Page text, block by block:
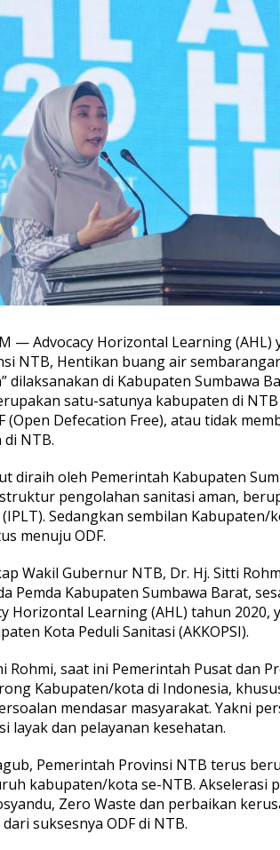
— Advocacy Horizontal Learning
NTB, Hentikan buang air
dilaksanakan di Kabupaten Sumbawa
satu-satunya kabupaten di
(Open Defecation Free), atau tidak
NTB.
diraih oleh Pemerintah Kabupaten
pengolahan sanitasi aman,
Sedangkan sembilan Kabupaten/
menuju ODF.
Wakil Gubernur NTB, Dr. Hj. Sitti
Pemda Kabupaten Sumbawa Barat,
Horizontal Learning (AHL) tahun 2020,
Kota Peduli Sanitasi (AKKOPSI).
Rohmi, saat ini Pemerintah Pusat dan
Kabupaten/kota di Indonesia,
mendasar masyarakat. Yakni
layak dan pelayanan kesehatan.
Pemerintah Provinsi NTB terus
kabupaten/kota se-NTB. Akselerasi
Zero Waste dan perbaikan
suksesnya ODF di NTB.